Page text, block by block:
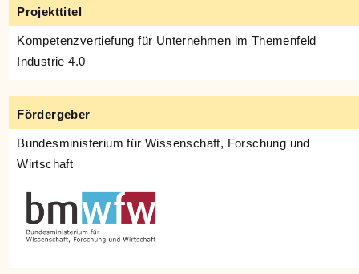
Projekttitel
Kompetenzvertiefung für Unternehmen im Themenfeld
Industrie 4.0
Fördergeber
Bundesministerium für Wissenschaft, Forschung und
Wirtschaft